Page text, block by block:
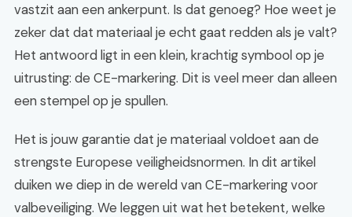
vastzit aan een ankerpunt. Is dat genoeg? Hoe weet je
zeker dat dat materiaal je echt gaat redden als je valt?
Het antwoord ligt in een klein, krachtig symbool op je
uitrusting: de CE-markering. Dit is veel meer dan alleen
een stempel op je spullen.
Het is jouw garantie dat je materiaal voldoet aan de
strengste Europese veiligheidsnormen. In dit artikel
duiken we diep in de wereld van CE-markering voor
valbeveiliging. We leggen uit wat het betekent, welke